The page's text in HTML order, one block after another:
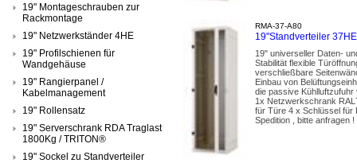
19" Montageschrauben zur
Rackmontage
19" Netzwerkständer 4HE
19" Profilschienen für
Wandgehäuse
19" Rangierpanel /
Kabelmanagement
19" Rollensatz
19" Serverschrank RDA Traglast
1800Kg / TRITON®
19" Sockel zu Standverteiler
RMA-37-A80
19"Standverteiler
19" universeller Daten-
Stabilität flexible
verschließbare
Einbau von
die passive
1x Netzwerkschrank
für Türe 4 x Schlüssel für
Spedition , bitte anfragen !